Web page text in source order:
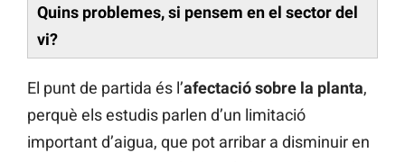
Quins problemes, si pensem en el sector del
vi?
El punt de partida és l’afectació sobre la planta,
perquè els estudis parlen d’un limitació
important d’aigua, que pot arribar a disminuir en